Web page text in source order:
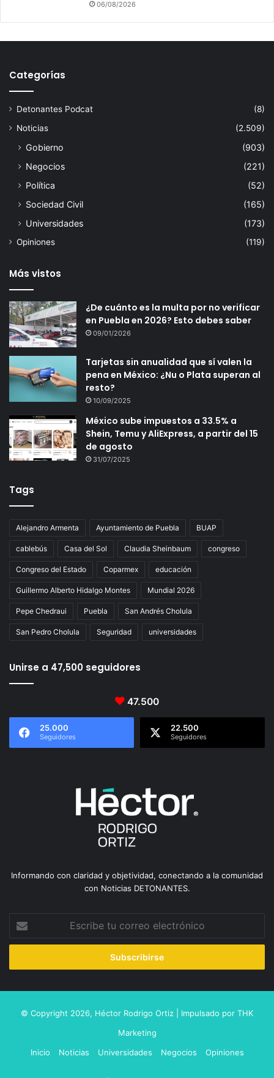
06/08/2026
Categorías
Detonantes Podcat
(8)
Noticias
(2.509)
Gobierno
(903)
Negocios
(221)
Política
(52)
Sociedad Civil
(165)
Universidades
(173)
Opiniones (119)
Más vistos
¿De cuánto es la multa por no verificar
en Puebla en 2026? Esto debes saber
09/01/2026
Tarjetas sin anualidad que sí valen la
pena en México: ¿Nu o Plata superan al
resto?
10/09/2025
México sube impuestos a 33.5% a
Shein, Temu y AliExpress, a partir del 15
de agosto
31/07/2025
Tags
Alejandro Armenta Ayuntamiento de Puebla BUAP
cablebús Casa del Sol Claudia Sheinbaum congreso
Congreso del Estado Coparmex educación
Guillermo Alberto Hidalgo Montes Mundial 2026
Pepe Chedraui Puebla San Andrés Cholula
San Pedro Cholula Seguridad universidades
Unirse a 47,500 seguidores
47.500
25.000
Seguidores
22.500
Seguidores
Informando con claridad y objetividad, conectando a la comunidad
con Noticias DETONANTES.
correo
© Copyright 2026, Héctor Rodrigo Ortiz | Impulsado por THK
Marketing
Inicio
Noticias Universidades Negocios Opiniones